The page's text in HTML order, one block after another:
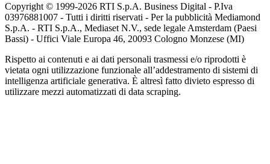
Copyright © 1999-2026 RTI S.p.A. Business Digital - P.Iva
03976881007 - Tutti i diritti riservati - Per la pubblicità Mediamond
S.p.A. - RTI S.p.A., Mediaset N.V., sede legale Amsterdam (Paesi
Bassi) - Uffici Viale Europa 46, 20093 Cologno Monzese (MI)
Rispetto ai contenuti e ai dati personali trasmessi e/o riprodotti è
vietata ogni utilizzazione funzionale all’addestramento di sistemi di
intelligenza artificiale generativa. È altresì fatto divieto espresso di
utilizzare mezzi automatizzati di data scraping.